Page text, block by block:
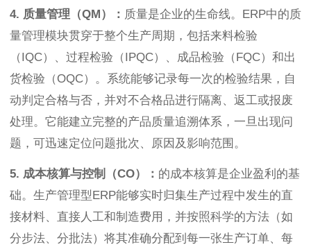
4. 质量管理（QM）： 质量是企业的生命线。ERP中的质
量管理模块贯穿于整个生产周期，包括来料检验
（IQC）、过程检验（IPQC）、成品检验（FQC）和出
货检验（OQC）。系统能够记录每一次的检验结果，自
动判定合格与否，并对不合格品进行隔离、返工或报废
处理。它能建立完整的产品质量追溯体系，一旦出现问
题，可迅速定位问题批次、原因及影响范围。
5. 成本核算与控制（CO）： 的成本核算是企业盈利的基
础。生产管理型ERP能够实时归集生产过程中发生的直
接材料、直接人工和制造费用，并按照科学的方法（如
分步法、分批法）将其准确分配到每一张生产订单、每